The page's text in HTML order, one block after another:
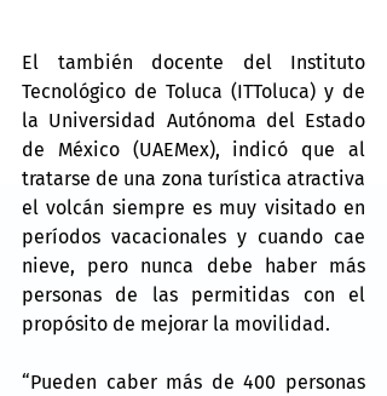
El también docente del Instituto
Tecnológico de Toluca (ITToluca) y de
la Universidad Autónoma del Estado
de México (UAEMex), indicó que al
tratarse de una zona turística atractiva
el volcán siempre es muy visitado en
períodos vacacionales y cuando cae
nieve, pero nunca debe haber más
personas de las permitidas con el
propósito de mejorar la movilidad.
“Pueden caber más de 400 personas